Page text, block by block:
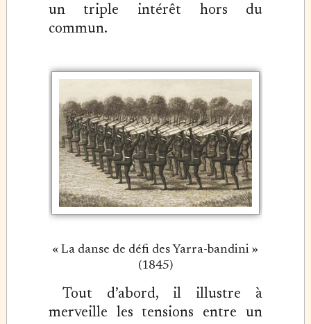
un triple intérêt hors du
commun.
« La danse de défi des Yarra-bandini »
(1845)
Tout d’abord, il illustre à
merveille les tensions entre un